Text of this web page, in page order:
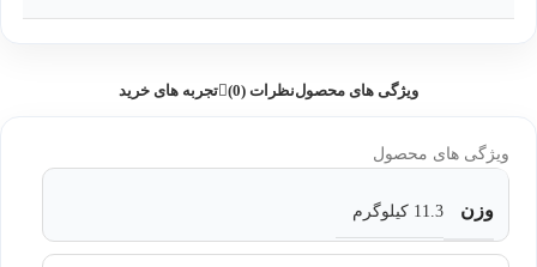
ویژگی های محصولنظرات (0) تجربه های خرید
ویژگی های محصول
وزن 11.3 کیلوگرم